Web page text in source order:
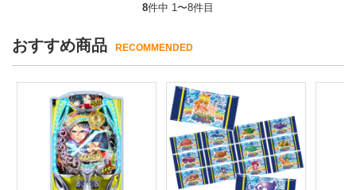
8件中 1〜8件目
おすすめ商品 RECOMMENDED